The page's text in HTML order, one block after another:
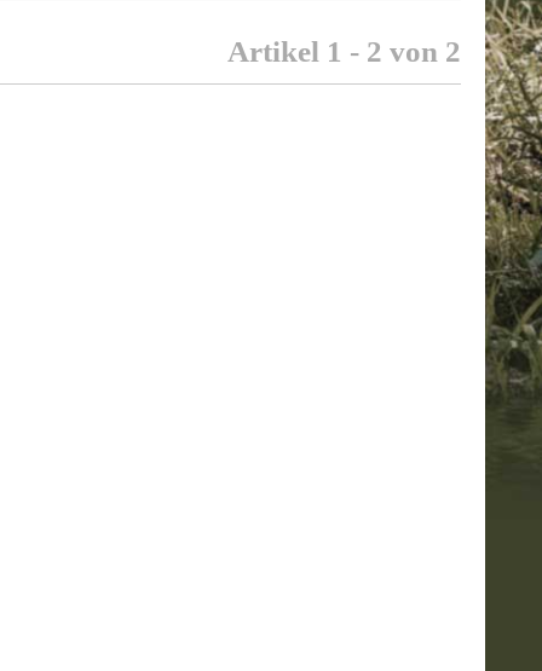
Artikel 1 - 2 von 2